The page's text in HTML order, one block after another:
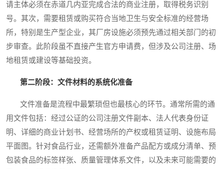
请主体必须在赤道几内亚完成合法的商业注册，取得税务识别
号。其次，需要租赁或购买符合当地卫生与安全标准的经营场
所，特别是生产型企业，其厂房设施必须预先通过相关部门的初
步审查。此阶段虽不直接产生官方申请费，但涉及公司注册、场
地租赁或建设等基础投资。
第二阶段：文件材料的系统化准备
文件准备是流程中最繁琐但也最核心的环节。通常所需的通
用文件包括：经过公证的公司注册文件副本、法人代表身份证
明、详细的商业计划书、经营场所的产权或租赁证明、设施布局
平面图。针对食品行业，还需额外准备产品配方或成分清单、预
包装食品的标签样张、质量管理体系文件，以及未来可能需要的